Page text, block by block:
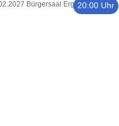
20:00 Uhr